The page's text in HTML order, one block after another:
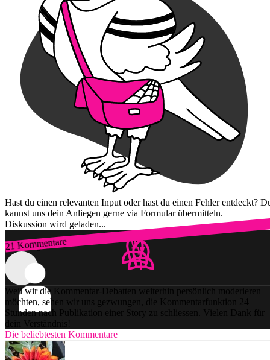
Hast du einen relevanten Input oder hast du einen Fehler entdeckt?
kannst uns dein Anliegen gerne via Formular übermitteln.
Diskussion wird geladen...
21 Kommentare
Zum Login
Weil wir die Kommentar-Debatten weiterhin persönlich moderieren
möchten, sehen wir uns gezwungen, die Kommentarfunktion 24
Stunden nach Publikation einer Story zu schliessen. Vielen Dank für
dein Verständnis!
Die beliebtesten Kommentare